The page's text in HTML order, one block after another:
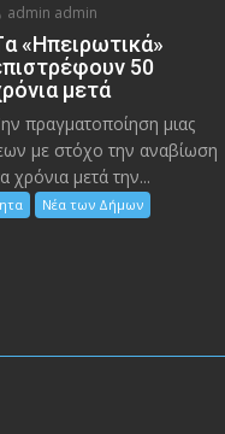
admin admin
«Ηπειρωτικά»
50
μετά
πραγματοποίηση μιας
με στόχο την αναβίωση
χρόνια μετά την...
Νέα των Δήμων